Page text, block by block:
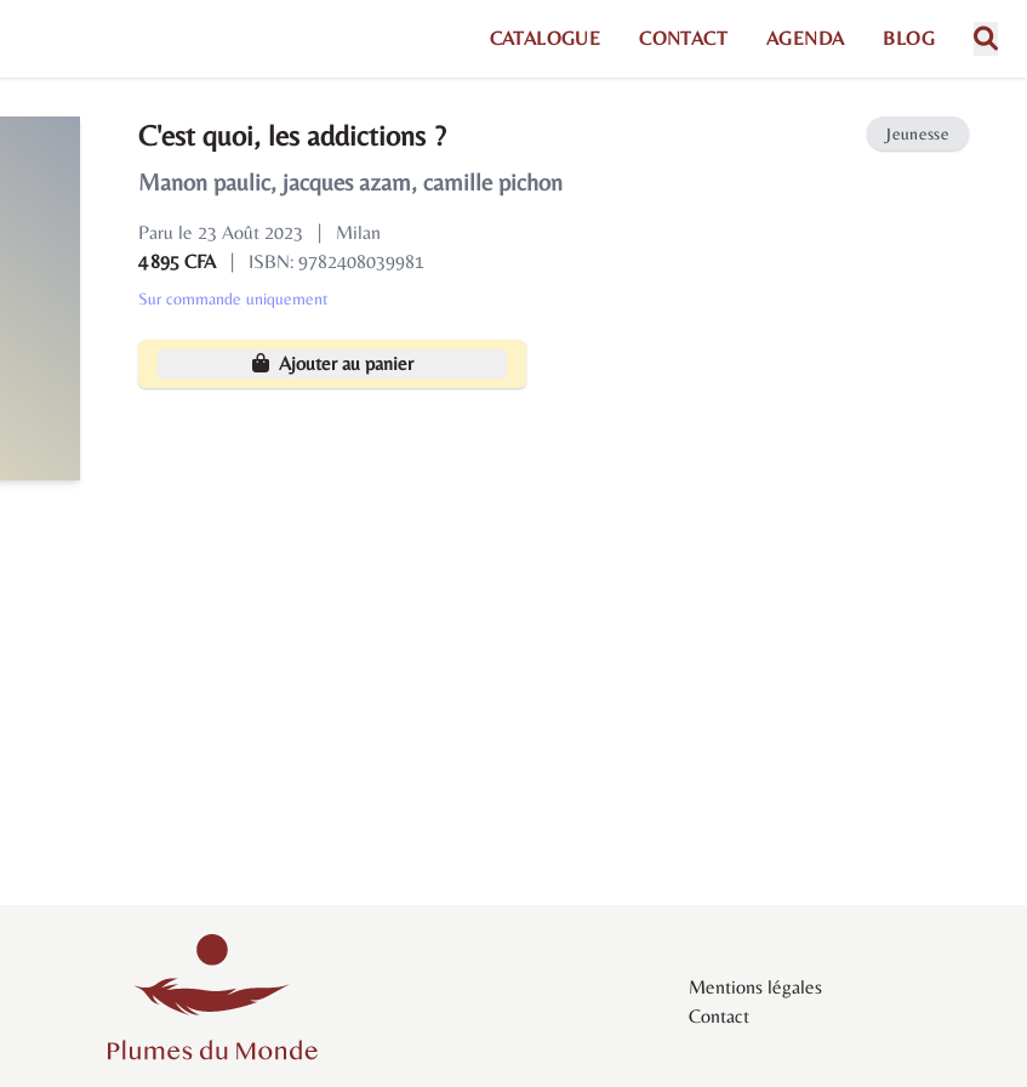
CATALOGUE CONTACT AGENDA BLOG
C'est quoi, les addictions ?
Manon paulic, jacques azam, camille pichon
Jeunesse
Paru le 23 Août 2023 |
Milan
4 895 CFA
| ISBN: 9782408039981
Sur commande uniquement
Ajouter au panier
Mentions légales
Contact